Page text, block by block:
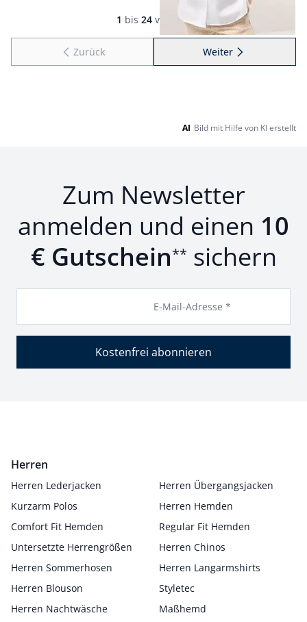
Seite 1 geladen. Zeige Produkte 1 bis 24 von 133.
1 bis 24 von 133
Zurück Weiterzu Seite 2
AI Bild mit Hilfe von KI erstellt
Zum Newsletter
anmelden und einen 10
€ Gutschein** sichern
E-Mail-Adresse *
Kostenfrei abonnieren
Herren
Herren Lederjacken
Herren Übergangsjacken
Kurzarm Polos
Herren Hemden
Comfort Fit Hemden
Regular Fit Hemden
Untersetzte Herrengrößen
Herren Chinos
Herren Sommerhosen
Herren Langarmshirts
Herren Blouson
Styletec
Herren Nachtwäsche
Maßhemd